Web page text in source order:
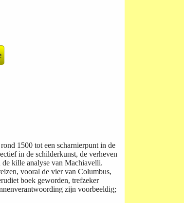
1500 tot een scharnierpunt in de
in de schilderkunst, de verheven
kille analyse van Machiavelli.
vooral de vier van Columbus,
boek geworden, trefzeker
zijn voorbeeldig;